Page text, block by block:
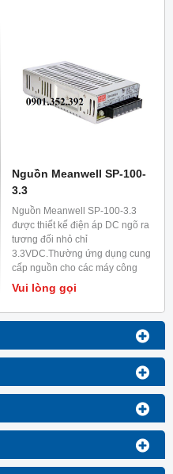
Nguồn Meanwell SP-100-
3.3
Nguồn Meanwell SP-100-3.3
được thiết kế điện áp DC ngõ ra
tương đối nhỏ chỉ
3.3VDC.Thường ứng dụng cung
cấp nguồn cho các máy công
nghiệp.Nguồn này có chức năng
PFC chủ động với hệ số PF lớn
hơn 0.93, hoạt động ổn định
Vui lòng gọi